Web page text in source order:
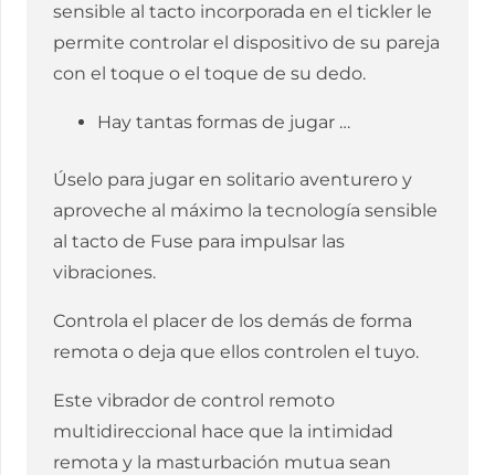
sensible al tacto incorporada en el tickler le
permite controlar el dispositivo de su pareja
con el toque o el toque de su dedo.
Hay tantas formas de jugar …
Úselo para jugar en solitario aventurero y
aproveche al máximo la tecnología sensible
al tacto de Fuse para impulsar las
vibraciones.
Controla el placer de los demás de forma
remota o deja que ellos controlen el tuyo.
Este vibrador de control remoto
multidireccional hace que la intimidad
remota y la masturbación mutua sean